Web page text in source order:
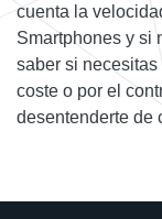
cuenta la
Smartphones y si
saber si
coste o por el
desentenderte de